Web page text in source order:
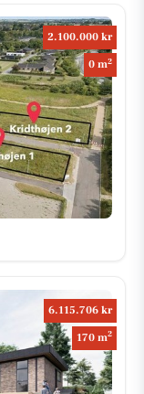
2.100.000 kr
0 m2
6.115.706 kr
170 m2